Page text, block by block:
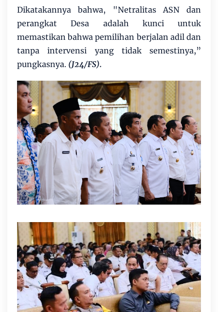
Dikatakannya bahwa, "Netralitas ASN dan
perangkat Desa adalah kunci untuk
memastikan bahwa pemilihan berjalan adil dan
tanpa intervensi yang tidak semestinya,”
pungkasnya. (J24/FS).